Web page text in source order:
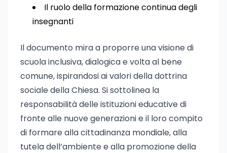
Il ruolo della formazione continua degli
insegnanti
Il documento mira a proporre una visione di
scuola inclusiva, dialogica e volta al bene
comune, ispirandosi ai valori della dottrina
sociale della Chiesa. Si sottolinea la
responsabilità delle istituzioni educative di
fronte alle nuove generazioni e il loro compito
di formare alla cittadinanza mondiale, alla
tutela dell’ambiente e alla promozione della